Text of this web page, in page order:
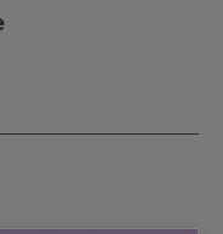
und den Pinsel sanft
ziehen.